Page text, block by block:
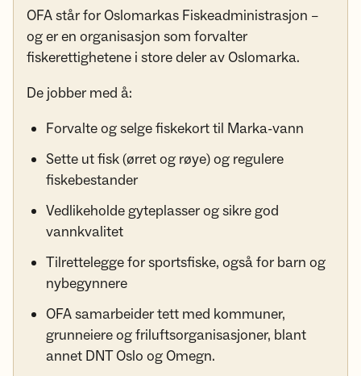
OFA står for Oslomarkas Fiskeadministrasjon –
og er en organisasjon som forvalter
fiskerettighetene i store deler av Oslomarka.
De jobber med å:
Forvalte og selge fiskekort til Marka-vann
Sette ut fisk (ørret og røye) og regulere
fiskebestander
Vedlikeholde gyteplasser og sikre god
vannkvalitet
Tilrettelegge for sportsfiske, også for barn og
nybegynnere
OFA samarbeider tett med kommuner,
grunneiere og friluftsorganisasjoner, blant
annet DNT Oslo og Omegn.